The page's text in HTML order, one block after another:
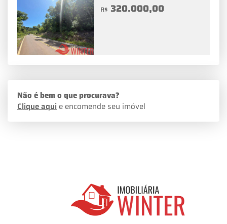
R$ 320.000,00
Não é bem o que procurava?
Clique aqui e encomende seu imóvel